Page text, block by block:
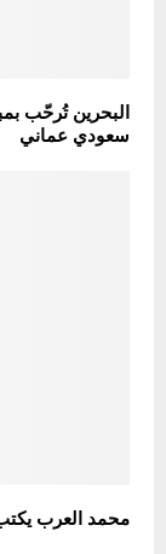
البحرين تُرحّب
سعودي عماني
محمد العرب